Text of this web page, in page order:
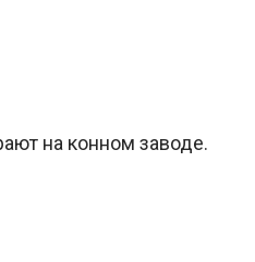
на конном заводе.